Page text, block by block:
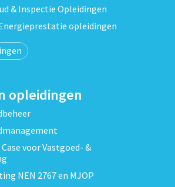
& Inspectie Opleidingen
opleidingen
opleidingen
voor Vastgoed- &
NEN 2767 en MJOP